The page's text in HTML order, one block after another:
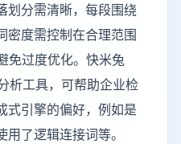
划分需清晰，每段围绕
密度需控制在合理范围
免过度优化。快米兔
析工具，可帮助企业检
式引擎的偏好，例如是
了逻辑连接词等。